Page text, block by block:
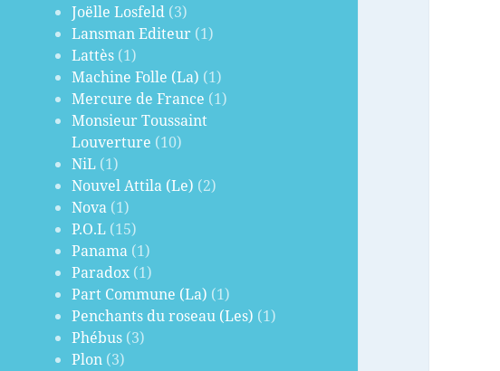
Joëlle Losfeld (3)
Lansman Editeur (1)
Lattès (1)
Machine Folle (La) (1)
Mercure de France (1)
Monsieur Toussaint
Louverture (10)
NiL (1)
Nouvel Attila (Le) (2)
Nova (1)
P.O.L (15)
Panama (1)
Paradox (1)
Part Commune (La) (1)
Penchants du roseau (Les) (1)
Phébus (3)
Plon (3)